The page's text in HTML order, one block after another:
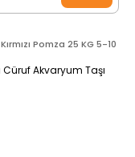
Kırmızı Pomza 25 KG 5-10